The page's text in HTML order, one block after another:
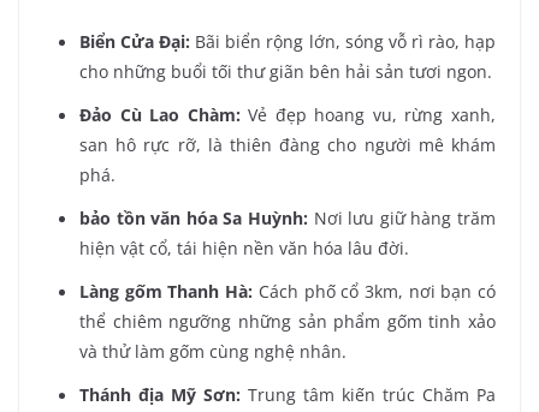
Biển Cửa Đại: Bãi biển rộng lớn, sóng vỗ rì rào, hạp
cho những buổi tối thư giãn bên hải sản tươi ngon.
Đảo Cù Lao Chàm: Vẻ đẹp hoang vu, rừng xanh,
san hô rực rỡ, là thiên đàng cho người mê khám
phá.
bảo tồn văn hóa Sa Huỳnh: Nơi lưu giữ hàng trăm
hiện vật cổ, tái hiện nền văn hóa lâu đời.
Làng gốm Thanh Hà: Cách phố cổ 3km, nơi bạn có
thể chiêm ngưỡng những sản phẩm gốm tinh xảo
và thử làm gốm cùng nghệ nhân.
Thánh địa Mỹ Sơn: Trung tâm kiến trúc Chăm Pa